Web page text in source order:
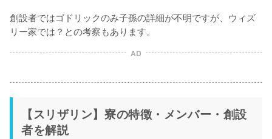
創設者ではゴドリックのみ子孫の詳細が不明ですが、ウィズ
リー家では？との考察もあります。
AD
【スリザリン】寮の特徴・メンバー・創設
者を解説